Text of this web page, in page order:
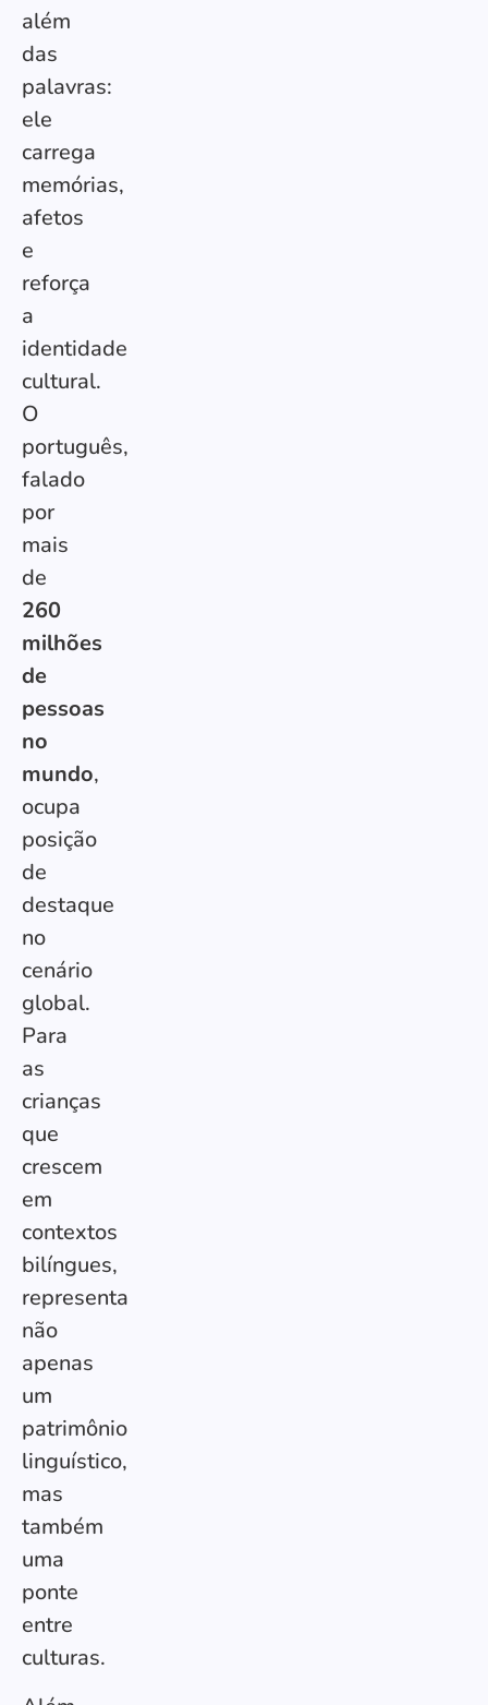
além
das
palavras:
ele
carrega
memórias,
afetos
e
reforça
a
identidade
cultural.
O
português,
falado
por
mais
de
260
milhões
de
pessoas
no
mundo,
ocupa
posição
de
destaque
no
cenário
global.
Para
as
crianças
que
crescem
em
contextos
bilíngues,
representa
não
apenas
um
patrimônio
linguístico,
mas
também
uma
ponte
entre
culturas.